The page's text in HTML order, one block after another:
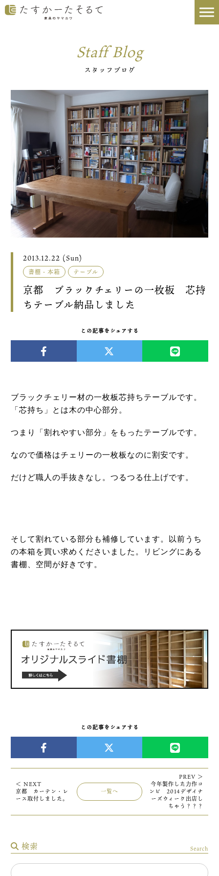
Staff Blog
スタッフブログ
2013.12.22 (Sun)
書棚・本箱 テーブル
京都 ブラックチェリーの一枚板 芯持
ちテーブル納品しました
この記事をシェアする
ブラックチェリー材の一枚板芯持ちテーブルです。
「芯持ち」とは木の中心部分。
つまり「割れやすい部分」をもったテーブルです。
なので価格はチェリーの一枚板なのに割安です。
だけど職人の手抜きなし。つるつる仕上げです。
そして割れている部分も補修しています。以前うち
の本箱を買い求めくださいました。リビングにある
書棚、空間が好きです。
この記事をシェアする
＜ NEXT
京都 カーテン・レ
ース取付しました。
一覧へ
PREV ＞
今年製作した力作コ
ンビ 2014デザイナ
ーズウィーク出店し
ちゃう？？？
検索 Search